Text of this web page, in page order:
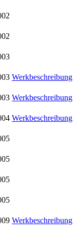
Werkbeschreibung
Werkbeschreibung
Werkbeschreibung
Werkbeschreibung